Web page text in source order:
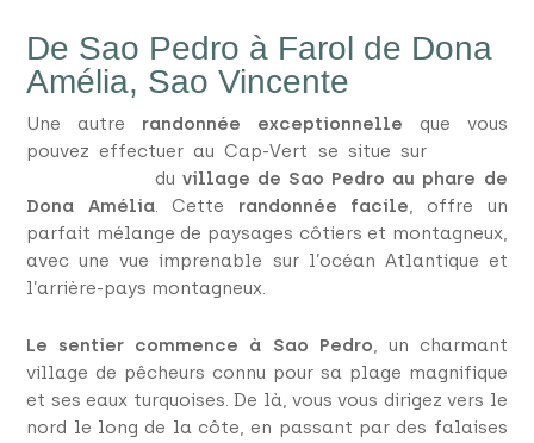
De Sao Pedro à Farol de Dona
Amélia, Sao Vincente
Une autre randonnée exceptionnelle que vous
pouvez effectuer au Cap-Vert se situe sur
du village de Sao Pedro au phare de
Dona Amélia. Cette randonnée facile, offre un
parfait mélange de paysages côtiers et montagneux,
avec une vue imprenable sur l’océan Atlantique et
l’arrière-pays montagneux.
Le sentier commence à Sao Pedro, un charmant
village de pêcheurs connu pour sa plage magnifique
et ses eaux turquoises. De là, vous vous dirigez vers le
nord le long de la côte, en passant par des falaises